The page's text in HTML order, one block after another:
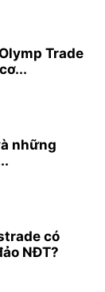
Trade
những
có
NĐT?